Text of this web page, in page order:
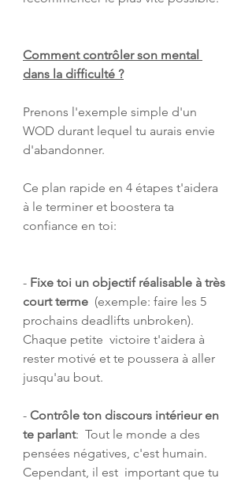
Comment contrôler son mental
dans la difficulté ?
Prenons l'exemple simple d'un
WOD durant lequel tu aurais envie
d'abandonner.
Ce plan rapide en 4 étapes t'aidera
à le terminer et boostera ta
confiance en toi:
- Fixe toi un objectif réalisable à très
court terme
  (exemple: faire les 5
prochains deadlifts unbroken).
Chaque petite  victoire t'aidera à
rester motivé et te poussera à aller
jusqu'au bout.
- Contrôle ton discours intérieur en
te parlant:  Tout le monde a des
pensées négatives, c'est humain.
Cependant, il est  important que tu